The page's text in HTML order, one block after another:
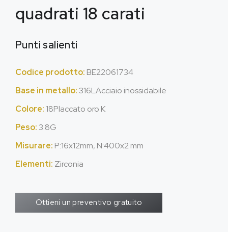
quadrati 18 carati
Punti salienti
Codice prodotto: BE22061734
Base in metallo: 316LAcciaio inossidabile
Colore: 18Placcato oro K
Peso: 3.8G
Misurare: P:16x12mm, N:400x2 mm
Elementi: Zirconia
Ottieni un preventivo gratuito